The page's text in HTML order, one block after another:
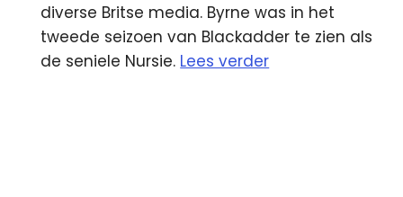
diverse Britse media. Byrne was in het
tweede seizoen van Blackadder te zien als
de seniele Nursie. Lees verder